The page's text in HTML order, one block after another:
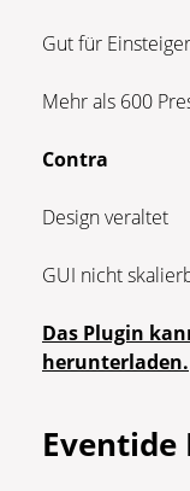
Gut für
Mehr als 600
Contra
Design veraltet
GUI nicht
Das Plugin
herunterladen.
Eventide